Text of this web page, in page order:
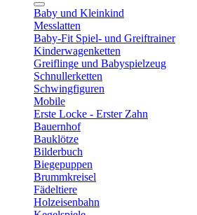
Baby und Kleinkind
Messlatten
Baby-Fit Spiel- und Greiftrainer
Kinderwagenketten
Greiflinge und Babyspielzeug
Schnullerketten
Schwingfiguren
Mobile
Erste Locke - Erster Zahn
Bauernhof
Bauklötze
Bilderbuch
Biegepuppen
Brummkreisel
Fädeltiere
Holzeisenbahn